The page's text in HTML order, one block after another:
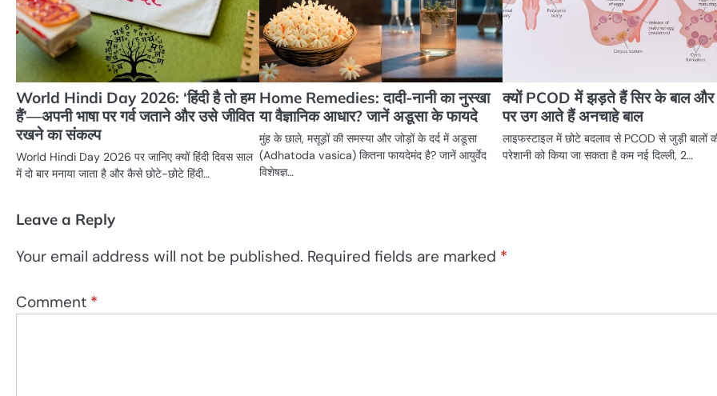
World Hindi Day 2026: ‘हिंदी है तो हम
हैं’—अपनी भाषा पर गर्व जताने और उसे जीवित
रखने का संकल्प
World Hindi Day 2026 पर जानिए क्यों हिंदी दिवस साल
में दो बार मनाया जाता है और कैसे छोटे-छोटे हिंदी…
Home Remedies: दादी-नानी का नुस्खा
या वैज्ञानिक आधार? जानें अडूसा के फायदे
मुंह के छाले, मसूड़ों की समस्या और जोड़ों के दर्द में अडूसा
(Adhatoda vasica) कितना फायदेमंद है? जानें आयुर्वेद
विशेषज्ञ…
क्यों PCOD में झड़ते हैं सिर के बाल और
पर उग आते हैं अनचाहे बाल
लाइफस्टाइल में छोटे बदलाव से PCOD से जुड़ी बालों
परेशानी को किया जा सकता है कम नई दिल्ली, 2…
Leave a Reply
Your email address will not be published. Required fields are marked *
Comment *